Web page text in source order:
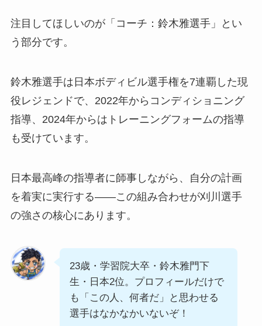
注目してほしいのが「コーチ：鈴木雅選手」とい
う部分です。
鈴木雅選手は日本ボディビル選手権を7連覇した現
役レジェンドで、2022年からコンディショニング
指導、2024年からはトレーニングフォームの指導
も受けています。
日本最高峰の指導者に師事しながら、自分の計画
を着実に実行する——この組み合わせが刈川選手
の強さの核心にあります。
23歳・学習院大卒・鈴木雅門下
生・日本2位。プロフィールだけで
も「この人、何者だ」と思わせる
選手はなかなかいないぞ！